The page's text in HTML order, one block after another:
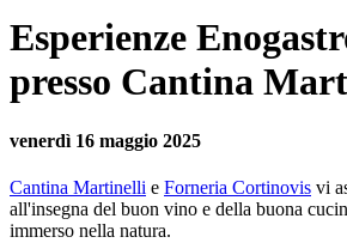
Esperienze
presso Cantina
venerdì 16 maggio 2025
Cantina Martinelli e Forneria Cortinovis vi
all'insegna del buon vino e della buona
immerso nella natura.